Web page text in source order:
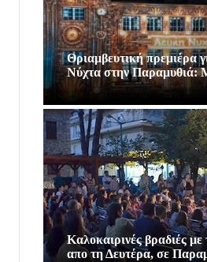
Θριαμβευτική πρεμιέρα
Νύχτα στην Παραμυθιά:
Καλοκαιρινές βραδιές
απο τη Δευτέρα, σε